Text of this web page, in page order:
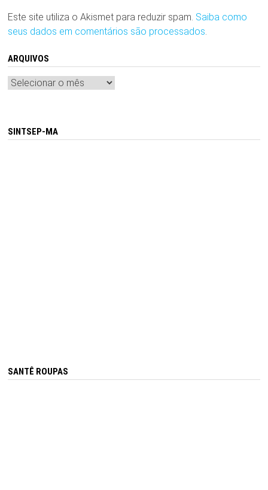
Este site utiliza o Akismet para reduzir spam. Saiba como
seus dados em comentários são processados
ARQUIVOS
Arquivos
SINTSEP-MA
SANTÊ ROUPAS